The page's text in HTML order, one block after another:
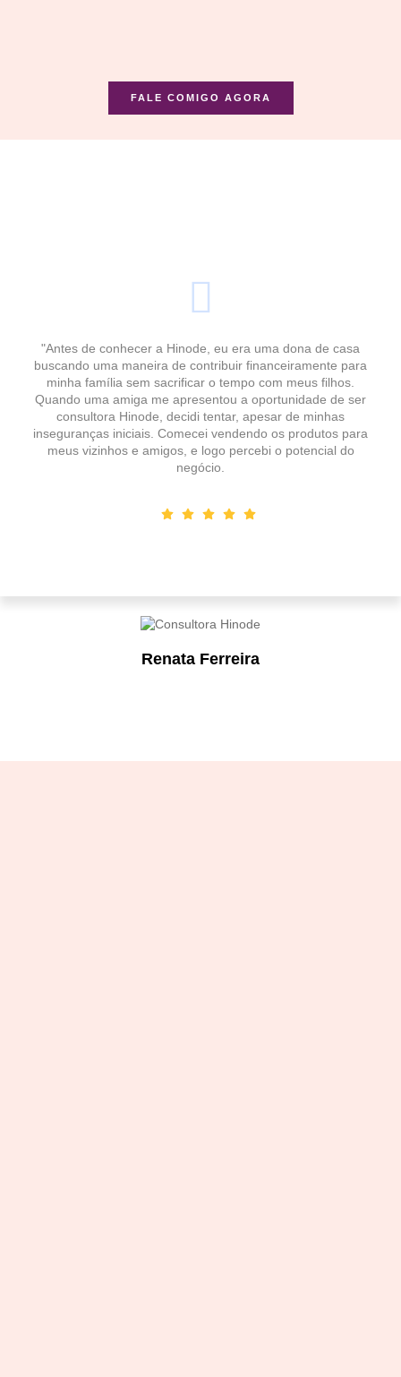
FALE COMIGO AGORA
Renata Ferreira
"Antes de conhecer a Hinode, eu era uma dona de casa
buscando uma maneira de contribuir financeiramente para
minha família sem sacrificar o tempo com meus filhos.
Quando uma amiga me apresentou a oportunidade de ser
consultora Hinode, decidi tentar, apesar de minhas
inseguranças iniciais. Comecei vendendo os produtos para
meus vizinhos e amigos, e logo percebi o potencial do
negócio.